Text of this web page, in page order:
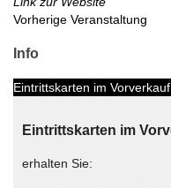
Vorherige Veranstaltung
Info
Eintrittskarten im Vorverkauf
Eintrittskarten im
erhalten Sie: